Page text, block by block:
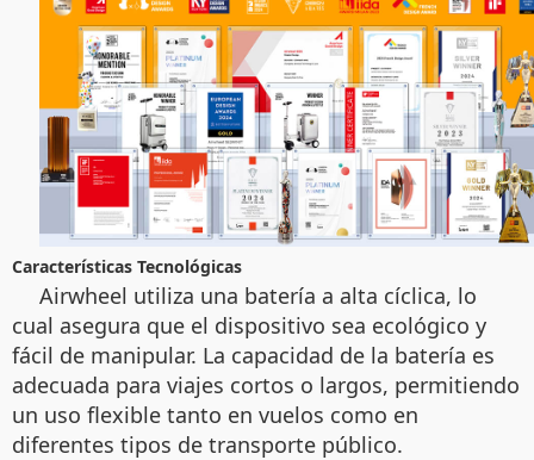
Características Tecnológicas
Airwheel utiliza una batería a alta cíclica, lo
cual asegura que el dispositivo sea ecológico y
fácil de manipular. La capacidad de la batería es
adecuada para viajes cortos o largos, permitiendo
un uso flexible tanto en vuelos como en
diferentes tipos de transporte público.